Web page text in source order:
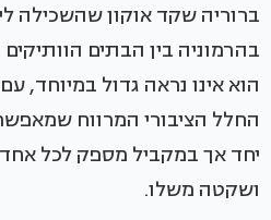
ברוריה שקד אוקון שהשכילה
בהרמוניה בין הבתים
הוא אינו נראה גדול במיוחד,
החלל הציבורי המרווח
יחד אך במקביל מספק לכל
ושקטה משלו.